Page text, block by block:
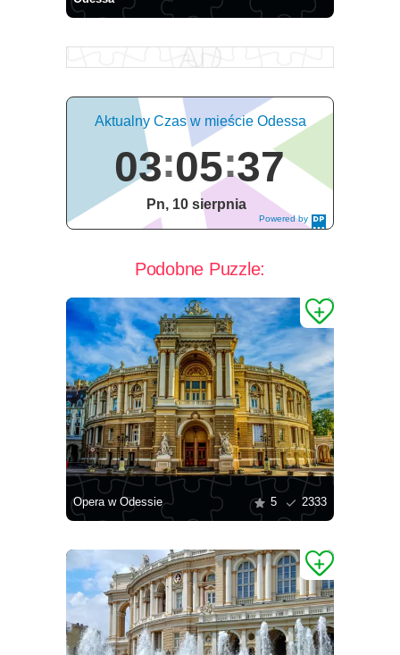
Powered by
DaysPedia.c
Aktualny Czas w mieście Odessa
03 05 38
Pn, 10 sierpnia
Podobne Puzzle:
Opera w Odessie 5 2333